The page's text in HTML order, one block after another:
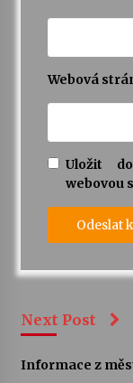
Webová
Uložit
webovou
Next Post
Informace z